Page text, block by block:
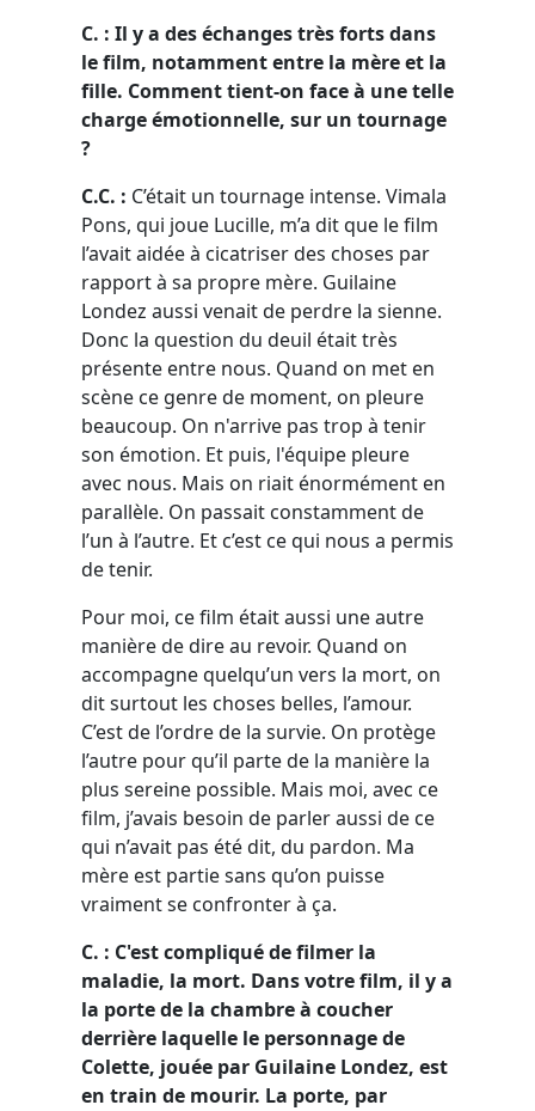
C. : Il y a des échanges très forts dans
le film, notamment entre la mère et la
fille. Comment tient-on face à une telle
charge émotionnelle, sur un tournage
?
C.C. : C’était un tournage intense. Vimala
Pons, qui joue Lucille, m’a dit que le film
l’avait aidée à cicatriser des choses par
rapport à sa propre mère. Guilaine
Londez aussi venait de perdre la sienne.
Donc la question du deuil était très
présente entre nous. Quand on met en
scène ce genre de moment, on pleure
beaucoup. On n'arrive pas trop à tenir
son émotion. Et puis, l'équipe pleure
avec nous. Mais on riait énormément en
parallèle. On passait constamment de
l’un à l’autre. Et c’est ce qui nous a permis
de tenir.
Pour moi, ce film était aussi une autre
manière de dire au revoir. Quand on
accompagne quelqu’un vers la mort, on
dit surtout les choses belles, l’amour.
C’est de l’ordre de la survie. On protège
l’autre pour qu’il parte de la manière la
plus sereine possible. Mais moi, avec ce
film, j’avais besoin de parler aussi de ce
qui n’avait pas été dit, du pardon. Ma
mère est partie sans qu’on puisse
vraiment se confronter à ça.
C. : C'est compliqué de filmer la
maladie, la mort. Dans votre film, il y a
la porte de la chambre à coucher
derrière laquelle le personnage de
Colette, jouée par Guilaine Londez, est
en train de mourir. La porte, par